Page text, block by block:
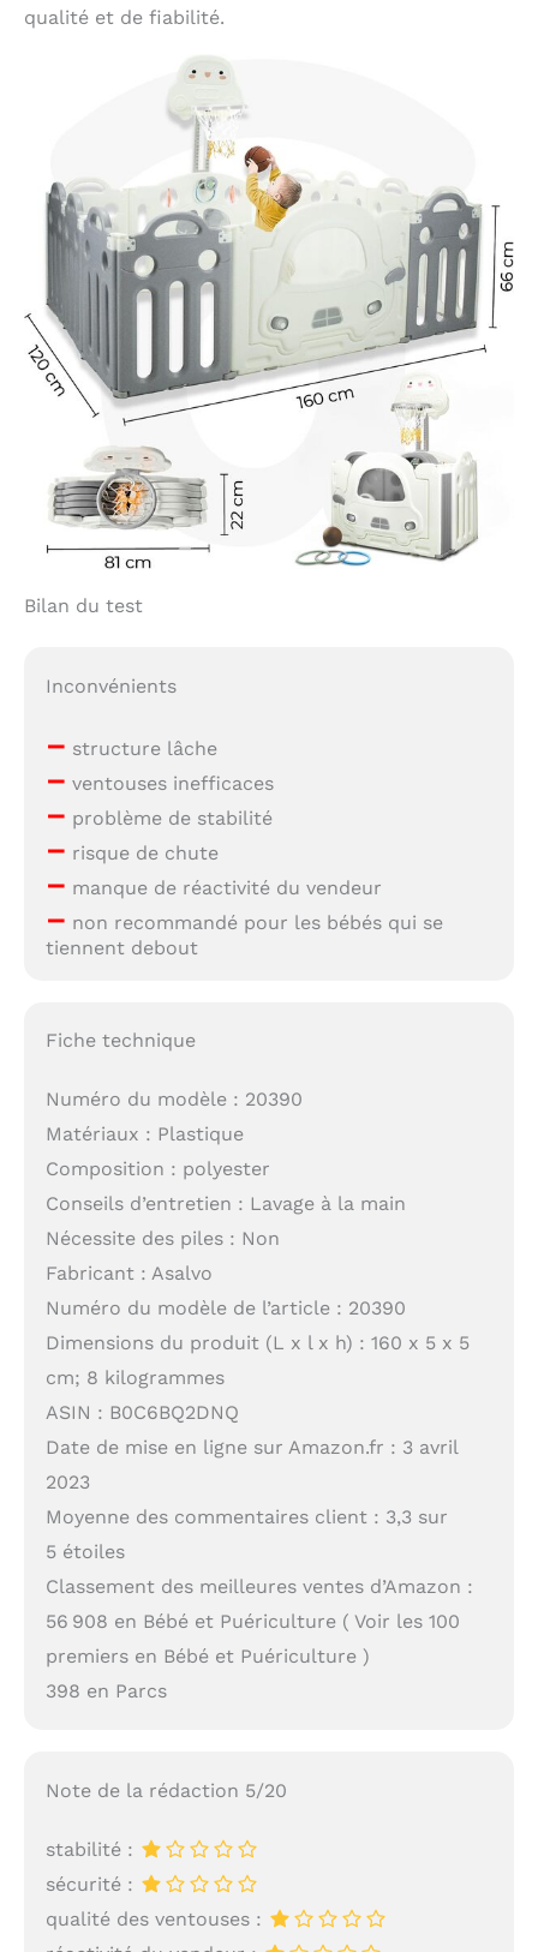
qualité et de fiabilité.
Bilan du test
Inconvénients
– structure lâche
– ventouses inefficaces
– problème de stabilité
– risque de chute
– manque de réactivité du vendeur
– non recommandé pour les bébés qui se
tiennent debout
Fiche technique
Numéro du modèle : 20390
Matériaux : Plastique
Composition : polyester
Conseils d’entretien : Lavage à la main
Nécessite des piles : Non
Fabricant : Asalvo
Numéro du modèle de l’article : 20390
Dimensions du produit (L x l x h) : 160 x 5 x 5
cm; 8 kilogrammes
ASIN : B0C6BQ2DNQ
Date de mise en ligne sur Amazon.fr : 3 avril
2023
Moyenne des commentaires client : 3,3 sur
5 étoiles
Classement des meilleures ventes d’Amazon :
56 908 en Bébé et Puériculture ( Voir les 100
premiers en Bébé et Puériculture )
398 en Parcs
Note de la rédaction 5/20
stabilité :
sécurité :
qualité des ventouses :